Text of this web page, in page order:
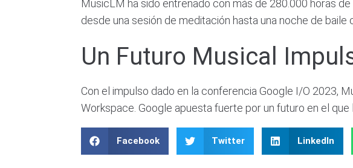
MusicLM ha sido entrenado con más de 280.000 horas
desde una sesión de meditación hasta una noche de baile
Un Futuro Musical
Con el impulso dado en la conferencia Google I/O 2023,
Workspace. Google apuesta fuerte por un futuro en el que
Facebook Twitter LinkedIn